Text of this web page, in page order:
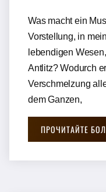
Was macht ein
Vorstellung, in
lebendigen
Antlitz? Wodurch
Verschmelzung
dem Ganzen,
ПРОЧИТАЙТЕ